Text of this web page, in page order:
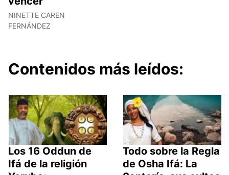
NINETTE CAREN
FERNÁNDEZ
Contenidos más leídos:
Los 16 Oddun de
Ifá de la religión
Todo sobre la Regla
de Osha Ifá: La